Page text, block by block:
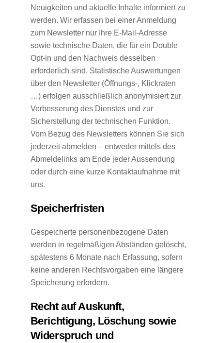
Neuigkeiten und aktuelle Inhalte informiert zu
werden. Wir erfassen bei einer Anmeldung
zum Newsletter nur Ihre E-Mail-Adresse
sowie technische Daten, die für ein Double
Opt-in und den Nachweis desselben
erforderlich sind. Statistische Auswertungen
über den Newsletter (Öffnungs-, Klickraten
…) erfolgen ausschließlich anonymisiert zur
Verbesserung des Dienstes und zur
Sicherstellung der technischen Funktion.
Vom Bezug des Newsletters können Sie sich
jederzeit abmelden – entweder mittels des
Abmeldelinks am Ende jeder Aussendung
oder durch eine kurze Kontaktaufnahme mit
uns.
Speicherfristen
Gespeicherte personenbezogene Daten
werden in regelmäßigen Abständen gelöscht,
spätestens 6 Monate nach Erfassung, sofern
keine anderen Rechtsvorgaben eine längere
Speicherung erfordern.
Recht auf Auskunft,
Berichtigung, Löschung sowie
Widerspruch und